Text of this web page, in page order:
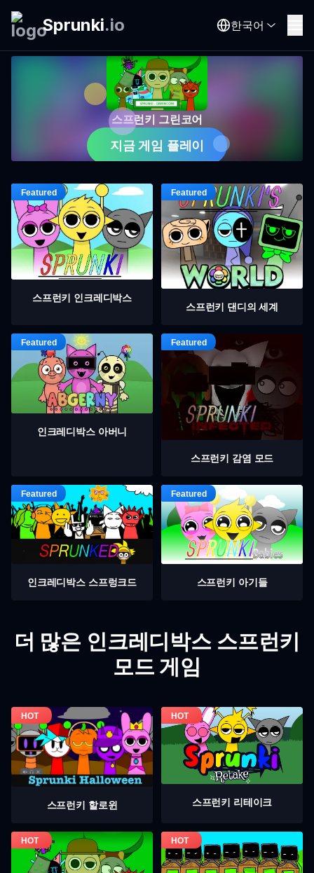
Sprunki.io 한국어
스프런키 그린코어
지금 게임 플레이
스프런키 인크레디박스
스프런키 댄디의 세계
인크레디박스 아버니
스프런키 감염 모드
인크레디박스 스프렁크드 스프런키 아기들
더 많은 인크레디박스 스프런키
모드 게임
스프런키 할로윈 스프런키 리테이크